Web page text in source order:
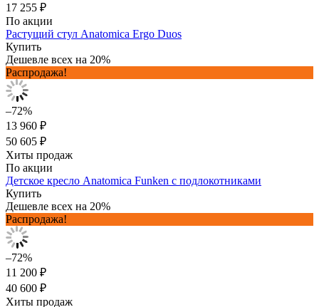
17 255 ₽
По акции
Растущий стул Anatomica Ergo Duos
Купить
Дешевле всех на 20%
Распродажа!
–72%
13 960 ₽
50 605 ₽
Хиты продаж
По акции
Детское кресло Anatomica Funken с подлокотниками
Купить
Дешевле всех на 20%
Распродажа!
–72%
11 200 ₽
40 600 ₽
Хиты продаж